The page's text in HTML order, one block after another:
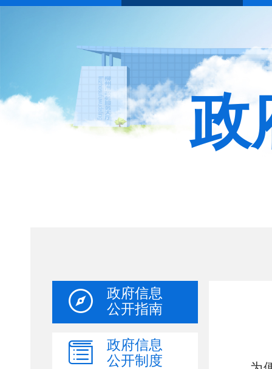
政
政府信息
公开指南
政府信息
公开制度